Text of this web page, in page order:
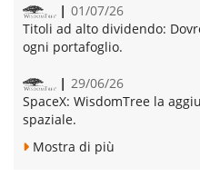
01/07/26
Titoli ad alto dividendo:
ogni portafoglio.
29/06/26
SpaceX: WisdomTree la
spaziale.
Mostra di più